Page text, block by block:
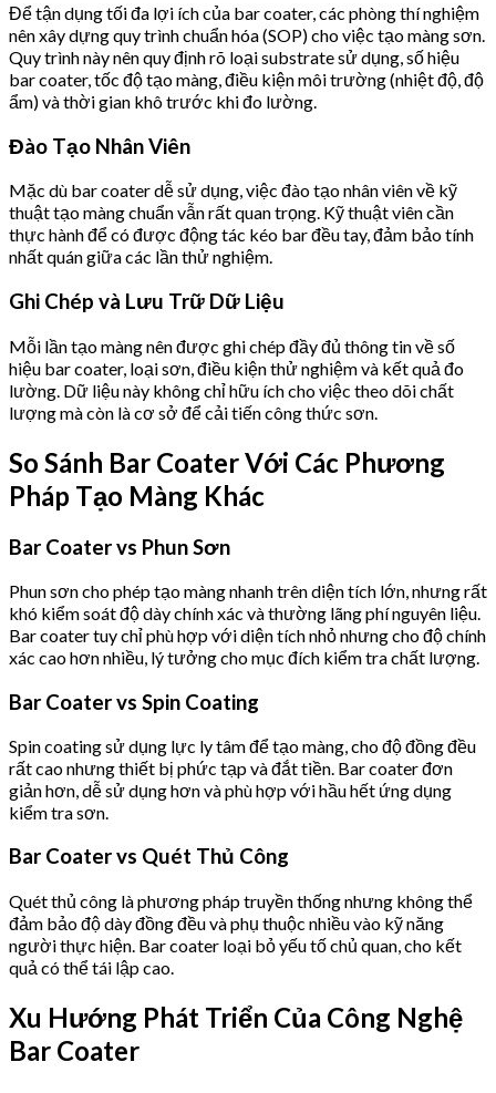
Để tận dụng tối đa lợi ích của bar coater, các phòng thí nghiệm
nên xây dựng quy trình chuẩn hóa (SOP) cho việc tạo màng sơn.
Quy trình này nên quy định rõ loại substrate sử dụng, số hiệu
bar coater, tốc độ tạo màng, điều kiện môi trường (nhiệt độ, độ
ẩm) và thời gian khô trước khi đo lường.
Đào Tạo Nhân Viên
Mặc dù bar coater dễ sử dụng, việc đào tạo nhân viên về kỹ
thuật tạo màng chuẩn vẫn rất quan trọng. Kỹ thuật viên cần
thực hành để có được động tác kéo bar đều tay, đảm bảo tính
nhất quán giữa các lần thử nghiệm.
Ghi Chép và Lưu Trữ Dữ Liệu
Mỗi lần tạo màng nên được ghi chép đầy đủ thông tin về số
hiệu bar coater, loại sơn, điều kiện thử nghiệm và kết quả đo
lường. Dữ liệu này không chỉ hữu ích cho việc theo dõi chất
lượng mà còn là cơ sở để cải tiến công thức sơn.
So Sánh Bar Coater Với Các Phương
Pháp Tạo Màng Khác
Bar Coater vs Phun Sơn
Phun sơn cho phép tạo màng nhanh trên diện tích lớn, nhưng rất
khó kiểm soát độ dày chính xác và thường lãng phí nguyên liệu.
Bar coater tuy chỉ phù hợp với diện tích nhỏ nhưng cho độ chính
xác cao hơn nhiều, lý tưởng cho mục đích kiểm tra chất lượng.
Bar Coater vs Spin Coating
Spin coating sử dụng lực ly tâm để tạo màng, cho độ đồng đều
rất cao nhưng thiết bị phức tạp và đắt tiền. Bar coater đơn
giản hơn, dễ sử dụng hơn và phù hợp với hầu hết ứng dụng
kiểm tra sơn.
Bar Coater vs Quét Thủ Công
Quét thủ công là phương pháp truyền thống nhưng không thể
đảm bảo độ dày đồng đều và phụ thuộc nhiều vào kỹ năng
người thực hiện. Bar coater loại bỏ yếu tố chủ quan, cho kết
quả có thể tái lập cao.
Xu Hướng Phát Triển Của Công Nghệ
Bar Coater